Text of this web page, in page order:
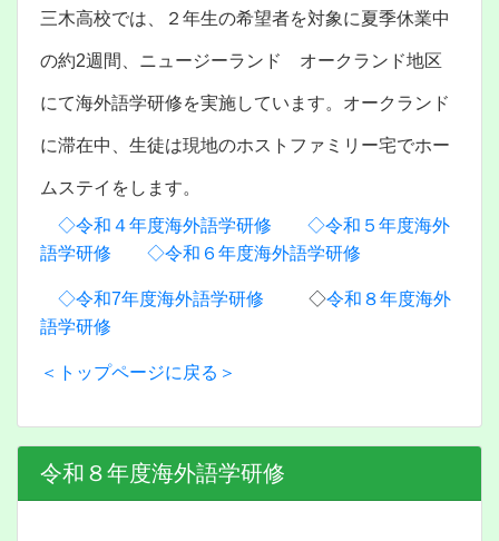
三木高校では、２年生の希望者を対象に夏季休業中
の約2週間、ニュージーランド オークランド地区
にて海外語学研修を実施しています。オークランド
に滞在中、生徒は現地のホストファミリー宅でホー
ムステイをします。
◇令和４年度海外語学研修
◇令和５年度海外
語学研修
◇令和６年度海外語学研修
◇令和7年度海外語学研修 ◇令和８年度海外
語学研修
＜トップページに戻る＞
令和８年度海外語学研修